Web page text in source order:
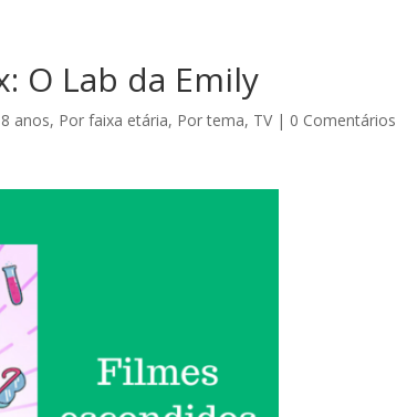
O Lab da Emily
anos, Por faixa etária, Por tema, TV| 0 Comentários